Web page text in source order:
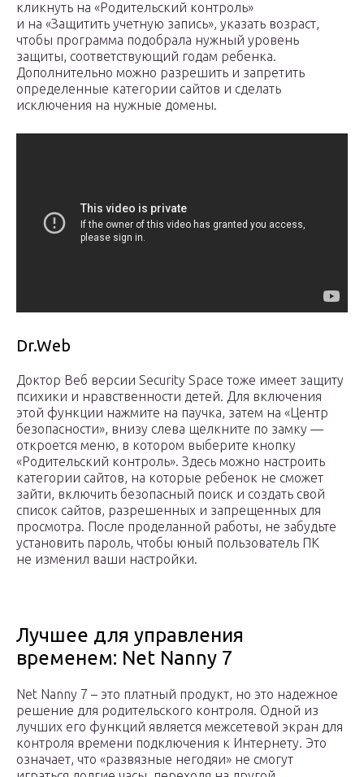
кликнуть на «Родительский контроль»
и на «Защитить учетную запись», указать возраст,
чтобы программа подобрала нужный уровень
защиты, соответствующий годам ребенка.
Дополнительно можно разрешить и запретить
определенные категории сайтов и сделать
исключения на нужные домены.
Dr.Web
Доктор Веб версии Security Space тоже имеет защиту
психики и нравственности детей. Для включения
этой функции нажмите на паучка, затем на «Центр
безопасности», внизу слева щелкните по замку —
откроется меню, в котором выберите кнопку
«Родительский контроль». Здесь можно настроить
категории сайтов, на которые ребенок не сможет
зайти, включить безопасный поиск и создать свой
список сайтов, разрешенных и запрещенных для
просмотра. После проделанной работы, не забудьте
установить пароль, чтобы юный пользователь ПК
не изменил ваши настройки.
Лучшее для управления
временем: Net Nanny 7
Net Nanny 7 – это платный продукт, но это надежное
решение для родительского контроля. Одной из
лучших его функций является межсетевой экран для
контроля времени подключения к Интернету. Это
означает, что «развязные негодяи» не смогут